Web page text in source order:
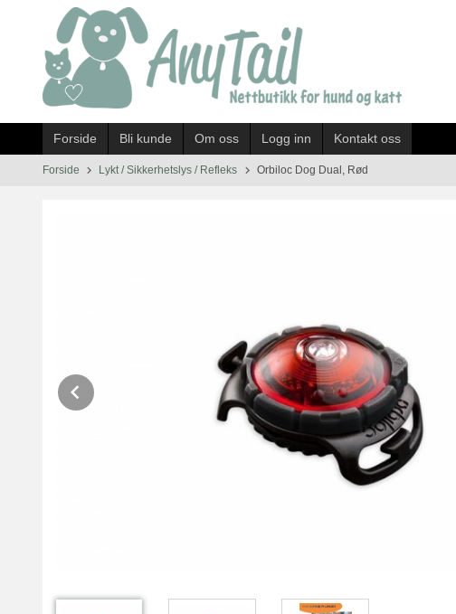
innholdet
Forside Bli kunde Om oss Logg inn Kontakt oss
Forside Lykt / Sikkerhetslys / Refleks Orbiloc Dog Dual, Rød